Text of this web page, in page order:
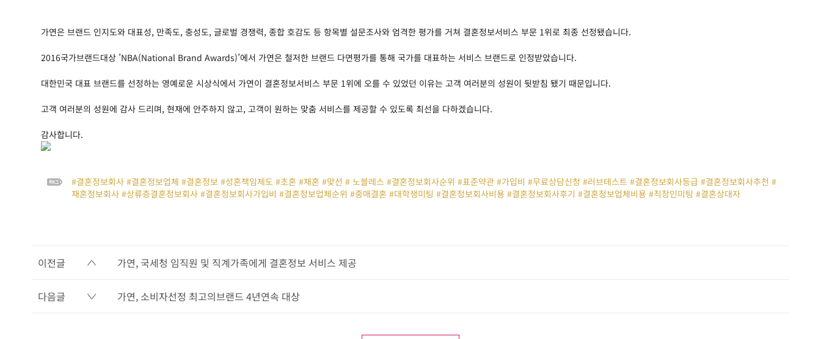
가연은 브랜드 인지도와 대표성, 만족도, 충성도, 글로벌 경쟁력, 종합 호감도 등 항목별 설문조사와 엄격한 평가를 거쳐 결혼정보서비스 부문 1위로 최종 선정됐습니다.
2016국가브랜드대상 ’NBA(National Brand Awards)’에서 가연은 철저한 브랜드 다면평가를 통해 국가를 대표하는 서비스 브랜드로 인정받았습니다.
대한민국 대표 브랜드를 선정하는 영예로운 시상식에서 가연이 결혼정보서비스 부문 1위에 오를 수 있었던 이유는 고객 여러분의 성원이 뒷받침 됐기 때문입니다.
고객 여러분의 성원에 감사 드리며, 현재에 안주하지 않고, 고객이 원하는 맞춤 서비스를 제공할 수 있도록 최선을 다하겠습니다.
감사합니다.
#결혼정보회사 #결혼정보업체 #결혼정보 #성혼책임제도 #초혼 #재혼 #맞선 # 노블레스 #결혼정보회사순위 #표준약관 #가입비 #무료상담신청 #러브테스트 #결혼정보회사등급 #결혼정보회사추천 #
재혼정보회사 #상류층결혼정보회사 #결혼정보회사가입비 #결혼정보업체순위 #중매결혼 #대학생미팅 #결혼정보회사비용 #결혼정보회사후기 #결혼정보업체비용 #직장인미팅 #결혼상대자
이전글 가연, 국세청 임직원 및 직계가족에게 결혼정보 서비스 제공
다음글 가연, 소비자선정 최고의브랜드 4년연속 대상